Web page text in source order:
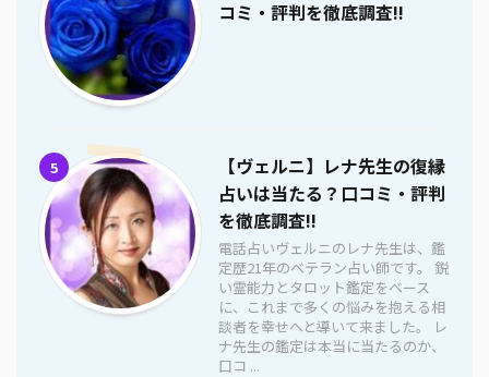
コミ・評判を徹底調査!!
5
【ヴェルニ】レナ先生の復縁
占いは当たる？口コミ・評判
を徹底調査!!
電話占いヴェルニのレナ先生は、鑑
定歴21年のベテラン占い師です。 鋭
い霊能力とタロット鑑定をベース
に、これまで多くの悩みを抱える相
談者を幸せへと導いて来ました。 レ
ナ先生の鑑定は本当に当たるのか、
口コ ...